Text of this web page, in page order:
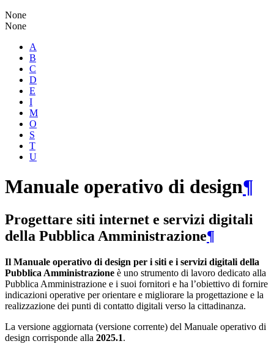
None
None
A
B
C
D
E
I
M
O
S
T
U
Manuale operativo di design¶
Progettare siti internet e servizi digitali
della Pubblica Amministrazione¶
Il Manuale operativo di design per i siti e i servizi digitali della
Pubblica Amministrazione è uno strumento di lavoro dedicato alla
Pubblica Amministrazione e i suoi fornitori e ha l’obiettivo di fornire
indicazioni operative per orientare e migliorare la progettazione e la
realizzazione dei punti di contatto digitali verso la cittadinanza.
La versione aggiornata (versione corrente) del Manuale operativo di
design corrisponde alla 2025.1.